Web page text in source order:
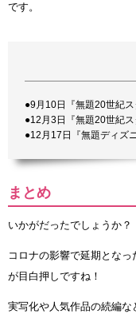
です。
●9月10日『無題20世紀ス
●12月3日『無題20世紀ス
●12月17日『無題ディズ
まとめ
いかがだったでしょうか？
コロナの影響で延期とな
が目白押しですね！
実写化や人気作品の続編